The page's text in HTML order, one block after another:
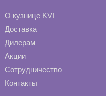
О кузнице KVI
Доставка
Дилерам
Акции
Сотрудничество
Контакты